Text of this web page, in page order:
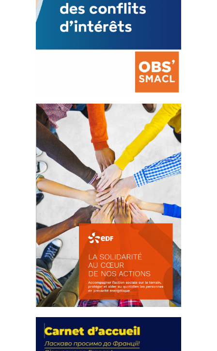
La prévention des conflits
d’intérêts
18 septembre 2023
FEUILLETER
actions
18 septembre 2023